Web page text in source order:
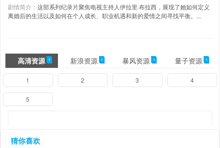
剧情简介： 这部系列纪录片聚焦电视主持人伊拉里·布拉西，展现了她如何定义
离婚后的生活以及如何在个人成长、职业机遇和新的爱情之间寻找平衡。...
高清资源 5 新浪资源 5 暴风资源 5 量子资源 5
1 2 3 4
5
猜你喜欢